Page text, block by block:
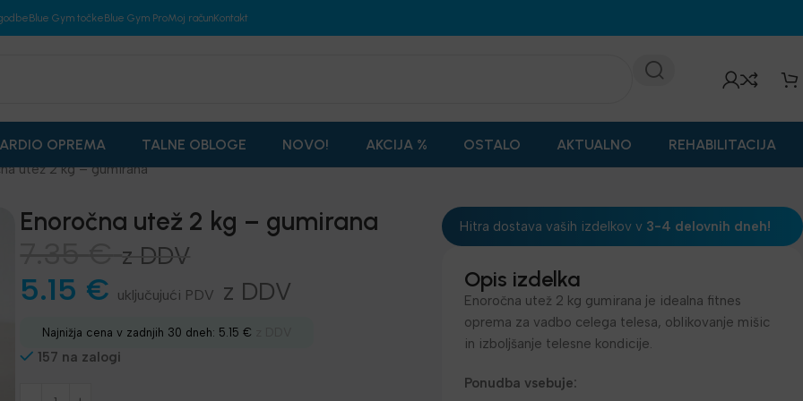
Blue Gym točkeBlue Gym ProMoj računKontakt
OPREMA TALNE OBLOGE NOVO! AKCIJA % OSTALO AKTUALNO REHABILITACIJA
utež 2 kg – gumirana
Enoročna utež 2 kg – gumirana
z DDV
5.15 € z DDV
Najnižja cena v zadnjih 30 dneh: 5.15€
157 na zalogi
Hitra dostava vaših izdelkov v 3-4 delovnih dneh!
Opis izdelka
Enoročna utež 2 kg gumirana je idealna fitnes
oprema za vadbo celega telesa, oblikovanje mišic
in izboljšanje telesne kondicije.
Ponudba vsebuje: